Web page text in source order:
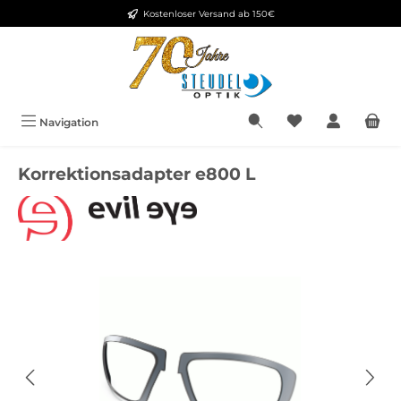
Zum Hauptinhalt springenKostenloser Versand ab 150€
Navigation
Korrektionsadapter e800 L